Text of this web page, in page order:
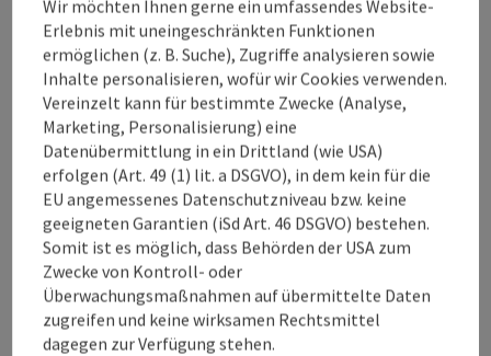
Gelände des Almbodens und bietet immer wieder
interessante Ausblicke auf den Stoderer ...
Beschreibung vollständig anzeigen
Tour und Routeninformationen
Öffnungszeiten
Wir möchten Ihnen gerne ein umfassendes Website-
Erlebnis mit uneingeschränkten Funktionen
ermöglichen (z. B. Suche), Zugriffe analysieren sowie
Inhalte personalisieren, wofür wir Cookies verwenden.
Vereinzelt kann für bestimmte Zwecke (Analyse,
Marketing, Personalisierung) eine
Datenübermittlung in ein Drittland (wie USA)
erfolgen (Art. 49 (1) lit. a DSGVO), in dem kein für die
EU angemessenes Datenschutzniveau bzw. keine
geeigneten Garantien (iSd Art. 46 DSGVO) bestehen.
Somit ist es möglich, dass Behörden der USA zum
Zwecke von Kontroll- oder
Überwachungsmaßnahmen auf übermittelte Daten
zugreifen und keine wirksamen Rechtsmittel
dagegen zur Verfügung stehen.